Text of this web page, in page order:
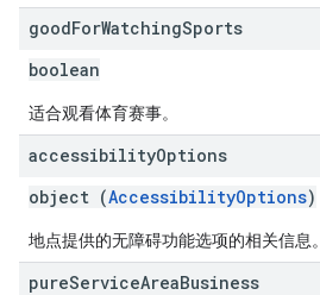
goodForWatchingSports
boolean
适合观看体育赛事。
accessibilityOptions
object (AccessibilityOptions)
地点提供的无障碍功能选项的相关信息。
pureServiceAreaBusiness